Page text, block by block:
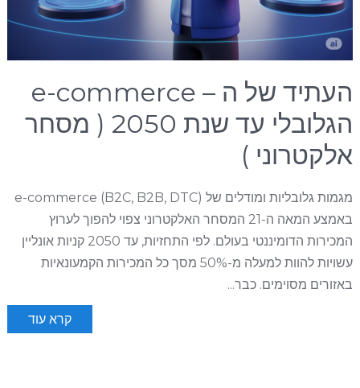
העתיד של ה – e-commerce
הגלובלי עד שנת 2050 ( מסחר
אלקטרוני )
מגמות גלובליות ומודלים של e-commerce (B2C, B2B, DTC)
באמצע המאה ה-21 המסחר האלקטרוני צפוי להפוך לערוץ
המכירות הדומיננטי בעולם. לפי התחזיות, עד 2050 קניות אונליין
עשויות להוות למעלה מ-50% מסך כל המכירות הקמעונאיות
באזורים מסוימים. כבר...
קרא עוד